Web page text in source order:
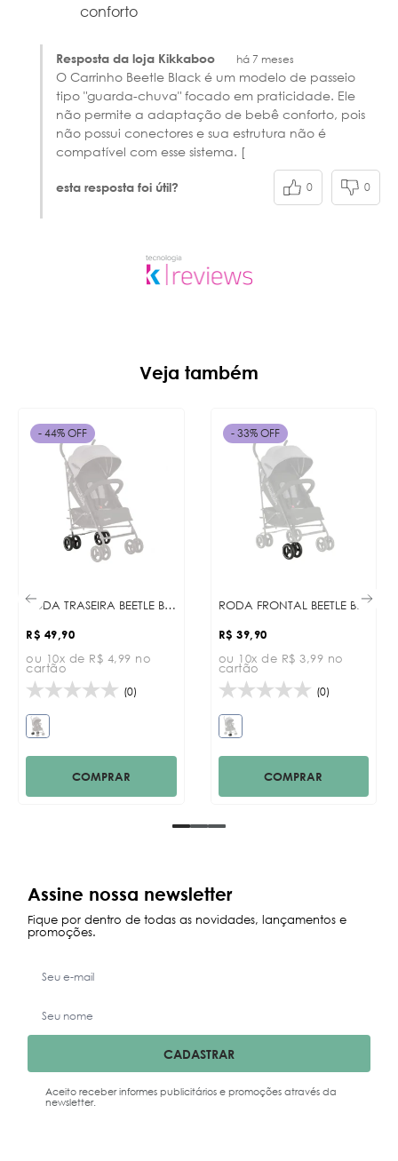
conforto
Resposta da loja Kikkaboo há 7 meses
O Carrinho Beetle Black é um modelo de passeio
tipo "guarda-chuva" focado em praticidade. Ele
não permite a adaptação de bebê conforto, pois
não possui conectores e sua estrutura não é
compatível com esse sistema. [
esta resposta foi útil? 0 0
Veja também
RODA TRASEIRA BEETLE BLACK
R$ 49,90
ou 10x de R$ 4,99 no
cartão
- 44% OFF
(0)
COMPRAR
RODA FRONTAL BEETLE BLACK
R$ 39,90
ou 10x de R$ 3,99 no
cartão
- 33% OFF
(0)
COMPRAR
Assine nossa newsletter
Fique por dentro de todas as novidades, lançamentos e
promoções.
CADASTRAR
Aceito receber informes publicitários e promoções através da
newsletter.